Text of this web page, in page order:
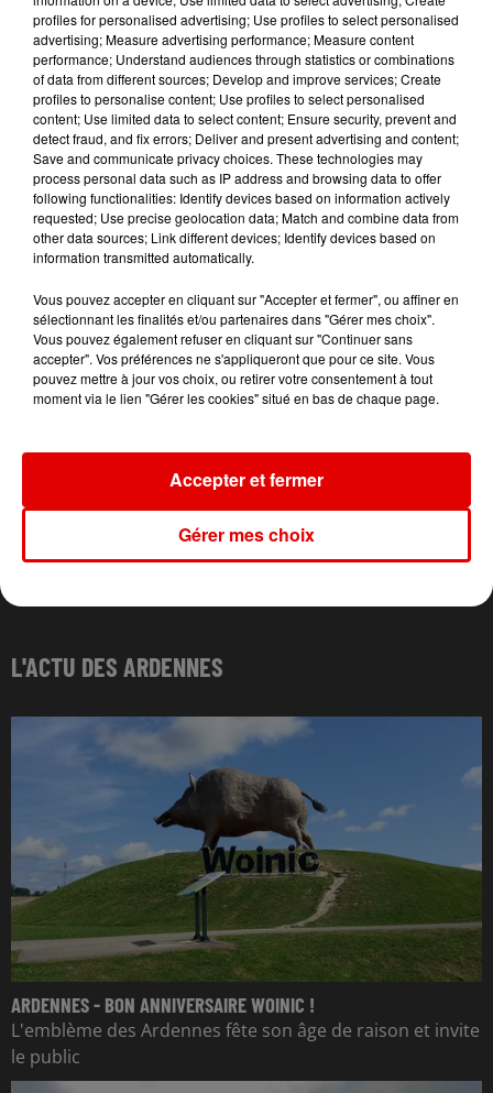
11h53
11h53
THE CONNELLS
75
11h50
11h50
SOUND OF LEGEND
San Francisco
11h47
11h47
ADELE CASTILLON
Ete Avec Toi
L'ACTU DES ARDENNES
ARDENNES - BON ANNIVERSAIRE WOINIC !
L'emblème des Ardennes fête son âge de raison et invite
le public
profiles for personalised advertising; Use profiles to select personalised
advertising; Measure advertising performance; Measure content
performance; Understand audiences through statistics or combinations
of data from different sources; Develop and improve services; Create
profiles to personalise content; Use profiles to select personalised
content; Use limited data to select content; Ensure security, prevent and
detect fraud, and fix errors; Deliver and present advertising and content;
Save and communicate privacy choices. These technologies may
process personal data such as IP address and browsing data to offer
following functionalities: Identify devices based on information actively
requested; Use precise geolocation data; Match and combine data from
other data sources; Link different devices; Identify devices based on
information transmitted automatically.
Vous pouvez accepter en cliquant sur "Accepter et fermer", ou affiner en
sélectionnant les finalités et/ou partenaires dans "Gérer mes choix".
Vous pouvez également refuser en cliquant sur "Continuer sans
accepter". Vos préférences ne s'appliqueront que pour ce site. Vous
pouvez mettre à jour vos choix, ou retirer votre consentement à tout
moment via le lien "Gérer les cookies" situé en bas de chaque page.
Gérer mes choix
Accepter et fermer